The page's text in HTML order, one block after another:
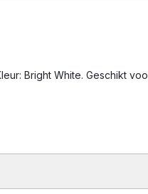
Bright White. Geschikt